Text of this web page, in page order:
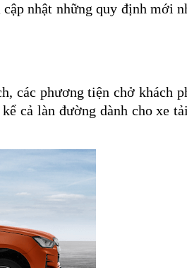
cập nhật những quy định mới
các phương tiện chở khách
cả làn đường dành cho xe